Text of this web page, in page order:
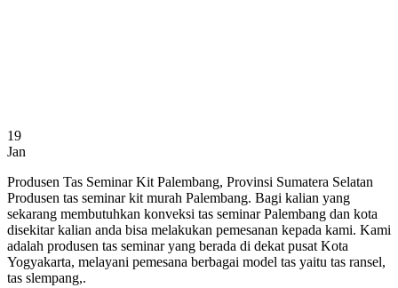
19
Jan
Produsen Tas Seminar Kit Palembang, Provinsi Sumatera Selatan
Produsen tas seminar kit murah Palembang. Bagi kalian yang
sekarang membutuhkan konveksi tas seminar Palembang dan kota
disekitar kalian anda bisa melakukan pemesanan kepada kami. Kami
adalah produsen tas seminar yang berada di dekat pusat Kota
Yogyakarta, melayani pemesana berbagai model tas yaitu tas ransel,
tas slempang,.